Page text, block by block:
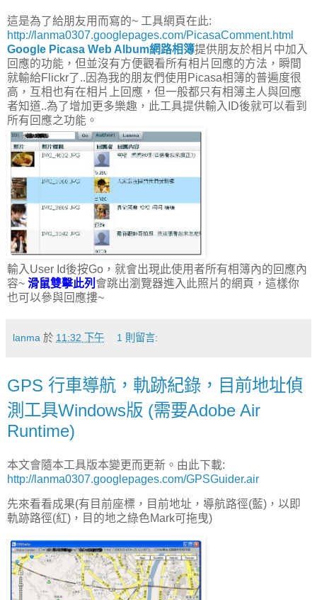
這是為了給朋友用而寫的~ 工具網頁在此:
http://lanma0307.googlepages.com/PicasaComment.html
Google Picasa Web Album網路相簿提供朋友於相片中加入
回應的功能，但並沒有方便觀看所有相片回應的方法，瞬間
就輸給Flickr了..因為我的朋友們使用Picasa相簿的普遍度很
高，互相也有在相片上回應，但一般都只有相簿主人與回應
者知道..為了增加更多樂趣，此工具提供輸入ID後就可以看到
所有回應之功能。
輸入User Id後按Go，就會出現此使用者所有相簿內的回應內
容~ 滑鼠雙擊此列 會跳出瀏覽器進入此照片的網頁，這樣你
也可以參與回應摟~
lanma 於 11:32 下午 1 則留言:
GPS 行車導航，軌跡紀錄，目前地址偵
測工具Windows版 (需要Adobe Air
Runtime)
本文會隨本工具版本變更而更新。由此下載:
http://lanma0307.googlepages.com/GPSGuider.air
先來看看成果(有目前座標，目前地址，導航路徑(藍)，以即
軌跡路徑(紅)，目的地之綠色Mark可拖曳)